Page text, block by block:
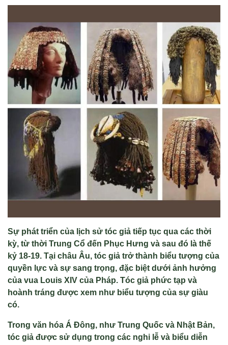
Sự phát triển của lịch sử tóc giả tiếp tục qua các thời
kỳ, từ thời Trung Cổ đến Phục Hưng và sau đó là thế
kỷ 18-19. Tại châu Âu, tóc giả trở thành biểu tượng của
quyền lực và sự sang trọng, đặc biệt dưới ảnh hưởng
của vua Louis XIV của Pháp. Tóc giả phức tạp và
hoành tráng được xem như biểu tượng của sự giàu
có.
Trong văn hóa Á Đông, như Trung Quốc và Nhật Bản,
tóc giả được sử dụng trong các nghi lễ và biểu diễn